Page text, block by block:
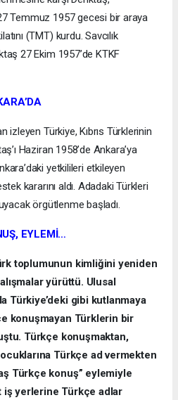
Temmuz 1957 gecesi bir araya
(TMT) kurdu. Savcılık
27 Ekim 1957’de KTKF
izleyen Türkiye, Kıbrıs Türklerinin
Haziran 1958’de Ankara’ya
yetkilileri etkileyen
kararını aldı. Adadaki Türkleri
örgütlenme başladı.
EYLEMİ…
toplumunun kimliğini yeniden
yürüttü. Ulusal
Türkiye’deki gibi kutlanmaya
konuşmayan Türklerin bir
Türkçe konuşmaktan,
Türkçe ad vermekten
Türkçe konuş” eylemiyle
yerlerine Türkçe adlar